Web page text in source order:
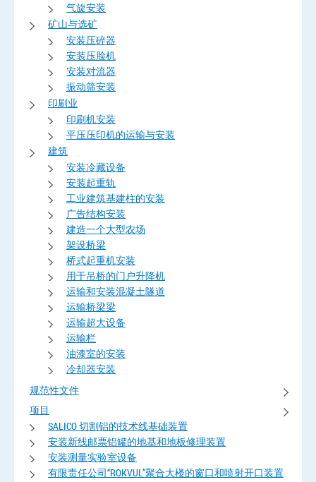
气旋安装
矿山与选矿
安装压碎器
安装压脸机
安装对流器
振动筛安装
印刷业
印刷机安装
平压压印机的运输与安装
建筑
安装冷藏设备
安装起重轨
工业建筑基建柱的安装
广告结构安装
建造一个大型农场
架设桥梁
桥式起重机安装
用于吊桥的门户升降机
运输和安装混凝土隧道
运输桥梁梁
运输超大设备
运输栏
油漆室的安装
冷却器安装
规范性文件
项目
SALICO 切割铝的技术线基础装置
安装新线邮票铝罐的地基和地板修理装置
安装测量实验室设备
有限责任公司“ROKVUL”聚合大楼的窗口和喷射开口装置